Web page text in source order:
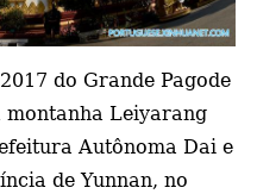
do Grande Pagode
montanha Leiyarang
Autônoma Dai e
de Yunnan, no